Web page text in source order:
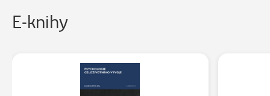
E-knihy